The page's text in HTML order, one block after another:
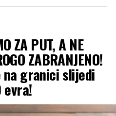
ZA PUT, A NE
ZABRANJENO!
na granici slijedi
evra!